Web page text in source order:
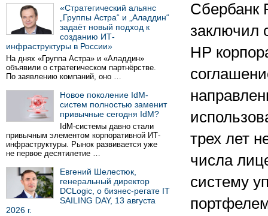
«Стратегический альянс
„Группы Астра“ и „Аладдин“
задаёт новый подход к
созданию ИТ-
инфраструктуры в России»
На днях «Группа Астра» и «Аладдин»
объявили о стратегическом партнёрстве.
По заявлению компаний, оно …
Новое поколение IdM-
систем полностью заменит
привычные сегодня IdM?
IdM-системы давно стали
привычным элементом корпоративной ИТ-
инфраструктуры. Рынок развивается уже
не первое десятилетие …
Евгений Шелестюк,
генеральный директор
DCLogic, о бизнес-регате IT
SAILING DAY, 13 августа
2026 г.
Сбербанк
заключил
HP
трех лет
числа
систему